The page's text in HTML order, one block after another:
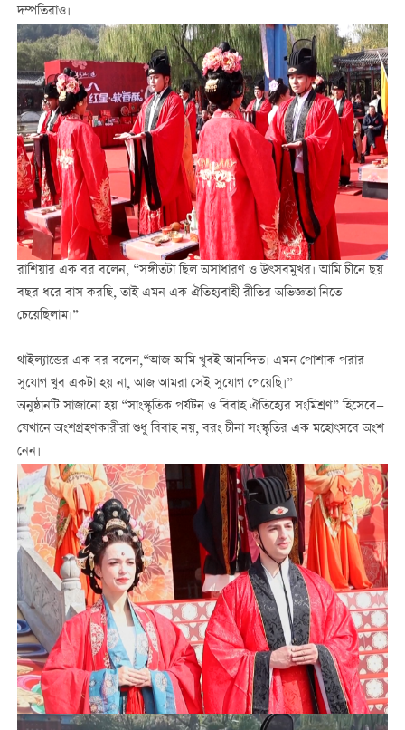
দম্পতিরাও।
রাশিয়ার এক বর বলেন, “সঙ্গীতটা ছিল অসাধারণ ও উৎসবমুখর। আমি চীনে ছয়
বছর ধরে বাস করছি, তাই এমন এক ঐতিহ্যবাহী রীতির অভিজ্ঞতা নিতে
চেয়েছিলাম।”
থাইল্যান্ডের এক বর বলেন,“আজ আমি খুবই আনন্দিত। এমন পোশাক পরার
সুযোগ খুব একটা হয় না, আজ আমরা সেই সুযোগ পেয়েছি।”
অনুষ্ঠানটি সাজানো হয় “সাংস্কৃতিক পর্যটন ও বিবাহ ঐতিহ্যের সংমিশ্রণ” হিসেবে—
যেখানে অংশগ্রহণকারীরা শুধু বিবাহ নয়, বরং চীনা সংস্কৃতির এক মহোৎসবে অংশ
নেন।